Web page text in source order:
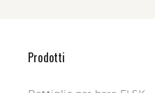
Prodotti